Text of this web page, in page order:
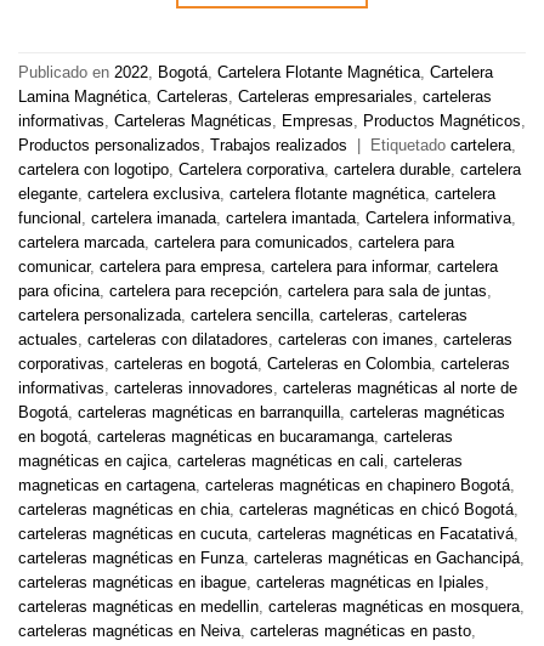
Publicado en 2022, Bogotá, Cartelera Flotante Magnética, Cartelera
Lamina Magnética, Carteleras, Carteleras empresariales, carteleras
informativas, Carteleras Magnéticas, Empresas, Productos Magnéticos,
Productos personalizados, Trabajos realizados Etiquetado cartelera,
cartelera con logotipo, Cartelera corporativa, cartelera durable, cartelera
elegante, cartelera exclusiva, cartelera flotante magnética, cartelera
funcional , cartelera imanada, cartelera imantada, Cartelera informativa,
cartelera marcada, cartelera para comunicados, cartelera para
comunicar, cartelera para empresa, cartelera para informar, cartelera
para oficina, cartelera para recepción, cartelera para sala de juntas,
cartelera personalizada, cartelera sencilla, carteleras, carteleras
actuales, carteleras con dilatadores, carteleras con imanes, carteleras
corporativas, carteleras en bogotá, Carteleras en Colombia, carteleras
informativas, carteleras innovadores, carteleras magnéticas al norte de
Bogotá, carteleras magnéticas en barranquilla, carteleras magnéticas
en bogotá, carteleras magnéticas en bucaramanga, carteleras
magnéticas en cajica, carteleras magnéticas en cali, carteleras
magneticas en cartagena, carteleras magnéticas en chapinero Bogotá,
carteleras magnéticas en chia, carteleras magnéticas en chicó Bogotá,
carteleras magnéticas en cucuta, carteleras magnéticas en Facatativá,
carteleras magnéticas en Funza, carteleras magnéticas en Gachancipá,
carteleras magnéticas en ibague, carteleras magnéticas en Ipiales,
carteleras magnéticas en medellin, carteleras magnéticas en mosquera,
carteleras magnéticas en Neiva, carteleras magnéticas en pasto,